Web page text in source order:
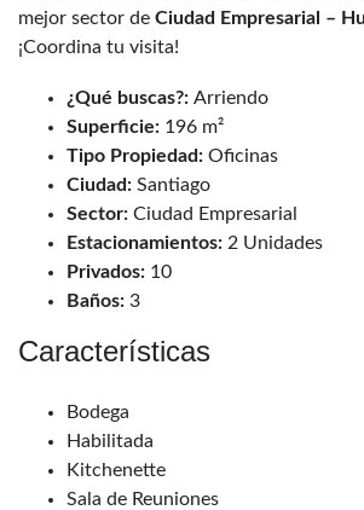
mejor sector de Ciudad Empresarial –
¡Coordina tu visita!
¿Qué buscas?: Arriendo
Superficie: 196 m²
Tipo Propiedad: Oficinas
Ciudad: Santiago
Sector: Ciudad Empresarial
Estacionamientos: 2 Unidades
Privados: 10
Baños: 3
Características
Bodega
Habilitada
Kitchenette
Sala de Reuniones